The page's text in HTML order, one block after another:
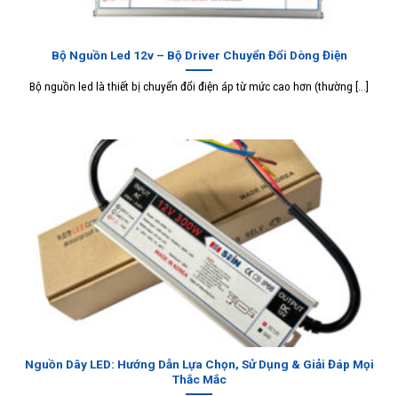
Bộ Nguồn Led 12v – Bộ Driver Chuyển Đổi Dòng Điện
Bộ nguồn led là thiết bị chuyển đổi điện áp từ mức cao hơn (thường [...]
Nguồn Dây LED: Hướng Dẫn Lựa Chọn, Sử Dụng & Giải Đáp Mọi
Thắc Mắc